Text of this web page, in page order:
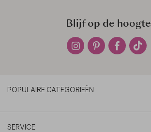
Blijf op de hoogte
POPULAIRE CATEGORIEËN
SERVICE